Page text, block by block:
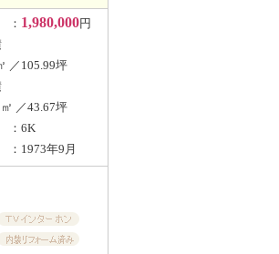
： 1,980,000円
／105.99坪
㎡ ／43.67坪
：6K
：1973年9月